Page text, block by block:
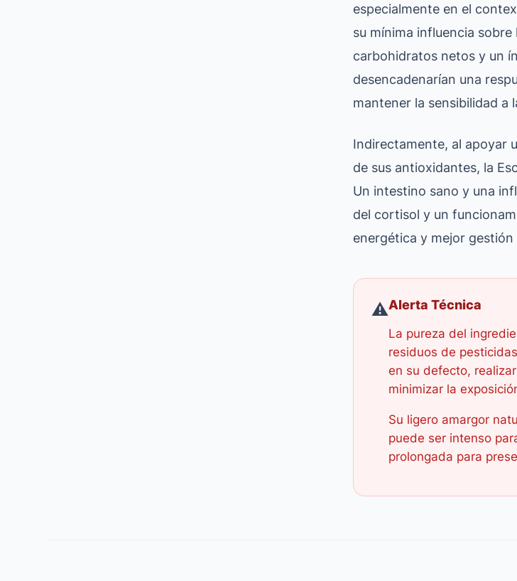
especialmente en el
su mínima influencia
carbohidratos netos y un
desencadenarían una
mantener la sensibilidad a
Indirectamente, al apoyar
de sus antioxidantes, la
Un intestino sano y una
del cortisol y un
energética y mejor
⚠️Alerta Técnica
La pureza del
residuos de
en su defecto,
minimizar la
Su ligero amargor
puede ser intenso
prolongada para